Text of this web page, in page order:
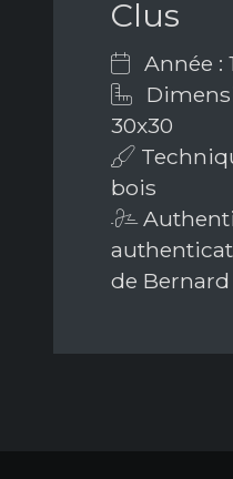
Clus
Année :
30x30
bois
de